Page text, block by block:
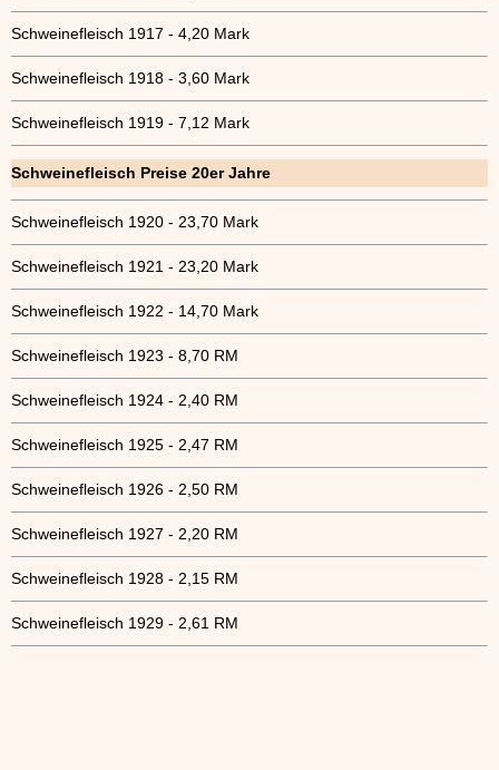
Schweinefleisch 1917 - 4,20 Mark
Schweinefleisch 1918 - 3,60 Mark
Schweinefleisch 1919 - 7,12 Mark
Schweinefleisch Preise 20er Jahre
Schweinefleisch 1920 - 23,70 Mark
Schweinefleisch 1921 - 23,20 Mark
Schweinefleisch 1922 - 14,70 Mark
Schweinefleisch 1923 - 8,70 RM
Schweinefleisch 1924 - 2,40 RM
Schweinefleisch 1925 - 2,47 RM
Schweinefleisch 1926 - 2,50 RM
Schweinefleisch 1927 - 2,20 RM
Schweinefleisch 1928 - 2,15 RM
Schweinefleisch 1929 - 2,61 RM